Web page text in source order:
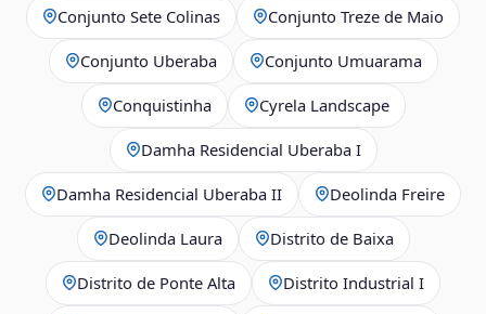
Conjunto Sete Colinas Conjunto Treze de Maio
Conjunto Uberaba Conjunto Umuarama
Conquistinha Cyrela Landscape
Damha Residencial Uberaba I
Damha Residencial Uberaba II Deolinda Freire
Deolinda Laura Distrito de Baixa
Distrito de Ponte Alta Distrito Industrial I